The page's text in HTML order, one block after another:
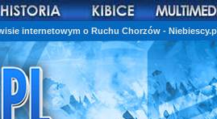
internetowym o Ruchu Chorzów -